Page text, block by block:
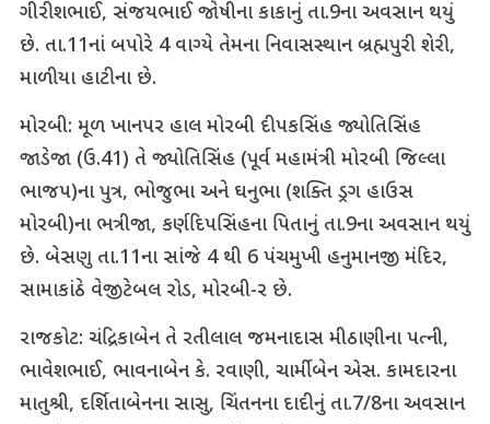
ગીરીશભાઈ, સંજયભાઈ જોષીના કાકાનું તા.9ના અવસાન થયું
છે. તા.11નાં બપોરે 4 વાગ્યે તેમના નિવાસસ્થાન બ્રહ્મપુરી શેરી,
માળીયા હાટીના છે.
મોરબી: મૂળ ખાનપર હાલ મોરબી દીપકસિંહ જ્યોતિસિંહ
જાડેજા (ઉ.41) તે જ્યોતિસિંહ (પૂર્વ મહામંત્રી મોરબી જિલ્લા
ભાજપ)ના પુત્ર, ભોજુભા અને ઘનુભા (શક્તિ ડ્રગ હાઉસ
મોરબી)ના ભત્રીજા, કર્ણદિપસિંહના પિતાનું તા.9ના અવસાન થયું
છે. બેસણુ તા.11ના સાંજે 4 થી 6 પંચમુખી હનુમાનજી મંદિર,
સામાકાંઠે વેજીટેબલ રોડ, મોરબી-ર છે.
રાજકોટ: ચંદ્રિકાબેન તે રતીલાલ જમનાદાસ મીઠાણીના પત્ની,
ભાવેશભાઈ, ભાવનાબેન કે. રવાણી, ચાર્મીબેન એસ. કામદારના
માતુશ્રી, દર્શિતાબેનના સાસુ, ચિંતનના દાદીનું તા.7/8ના અવસાન